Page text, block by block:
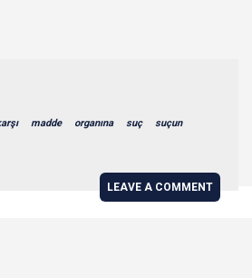
madde organına suç suçun
LEAVE A COMMENT